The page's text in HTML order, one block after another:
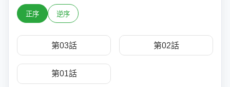
正序 逆序
第03話 第02話
第01話